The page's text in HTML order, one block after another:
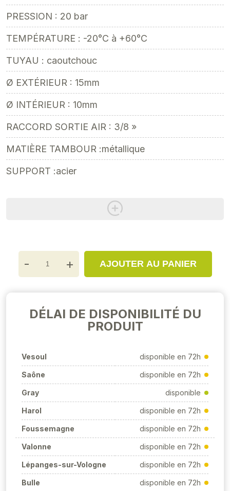
PRESSION : 20 bar
TEMPÉRATURE : -20°C à +60°C
TUYAU : caoutchouc
Ø EXTÉRIEUR : 15mm
Ø INTÉRIEUR : 10mm
RACCORD SORTIE AIR : 3/8 »
MATIÈRE TAMBOUR :métallique
SUPPORT :acier
- + AJOUTER AU PANIER
DÉLAI DE DISPONIBILITÉ DU
PRODUIT
Vesoul disponible en 72h
Saône disponible en 72h
Gray disponible
Harol disponible en 72h
Foussemagne disponible en 72h
Valonne disponible en 72h
Lépanges-sur-Vologne disponible en 72h
Bulle disponible en 72h